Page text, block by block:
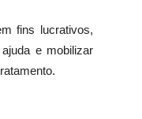
fins lucrativos,
e mobilizar